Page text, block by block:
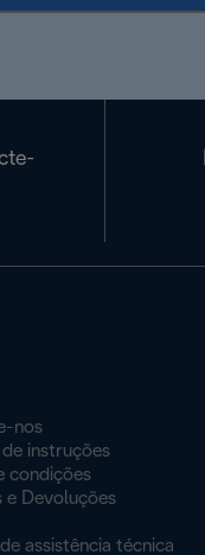
nos
de instruções
condições
e Devoluções
assistência técnica